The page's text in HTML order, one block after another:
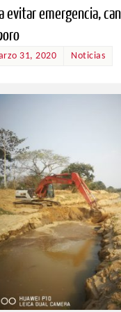
evitar emergencia,
31, 2020 Noticias